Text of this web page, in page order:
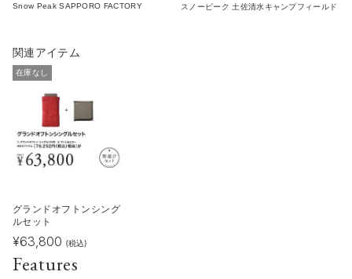
Snow Peak SAPPORO FACTORY
スノーピーク 土佐清水キャンプフィールド
関連アイテム
在庫なし
グランドオフトンシング
ルセット
¥63,800 (税込)
Features